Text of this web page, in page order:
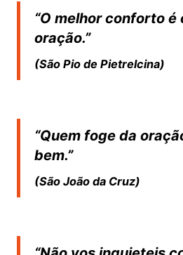
“O melhor conforto é
oração.”
(São Pio de Pietrelcina)
“Quem foge da
bem.”
(São João da Cruz)